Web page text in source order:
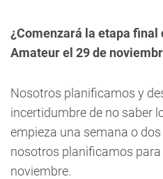
¿Comenzará la etapa final
Amateur el 29 de
Nosotros planificamos y
incertidumbre de no saber
empieza una semana o
nosotros planificamos para
noviembre.